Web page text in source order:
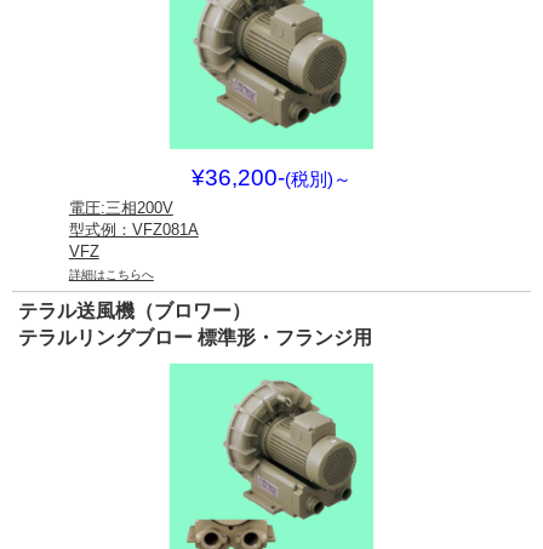
¥36,200-(税別) ～
電圧:三相200V
型式例：VFZ081A
VFZ
詳細はこちらへ
テラル送風機（ブロワー）
テラルリングブロー 標準形・フランジ用